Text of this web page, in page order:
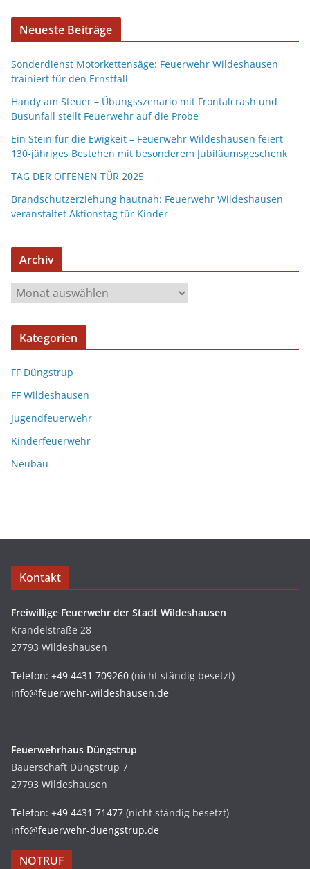
Neueste Beiträge
Sonderdienst Motorkettensäge: Feuerwehr Wildeshausen
trainiert für den Ernstfall
Handy am Steuer – Übungsszenario mit Frontalcrash und
Busunfall stellt Feuerwehr auf die Probe
Ein Stein für die Ewigkeit – Feuerwehr Wildeshausen feiert
130-jähriges Bestehen mit besonderem Jubiläumsgeschenk
TAG DER OFFENEN TÜR 2025
Brandschutzerziehung hautnah: Feuerwehr Wildeshausen
veranstaltet Aktionstag für Kinder
Archiv
Kategorien
FF Düngstrup
FF Wildeshausen
Jugendfeuerwehr
Kinderfeuerwehr
Neubau
Kontakt
Freiwillige Feuerwehr der Stadt Wildeshausen
Krandelstraße 28
27793 Wildeshausen
Telefon: +49 4431 709260 (nicht ständig besetzt)
info@feuerwehr-wildeshausen.de
Feuerwehrhaus Düngstrup
Bauerschaft Düngstrup 7
27793 Wildeshausen
Telefon: +49 4431 71477 (nicht ständig besetzt)
info@feuerwehr-duengstrup.de
NOTRUF